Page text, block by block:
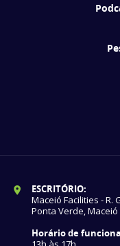
ESCRITÓRIO:
Maceió Facilities - R.
Ponta Verde, Maceió
Horário de